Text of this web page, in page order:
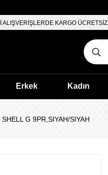
ALIŞVERİŞLERDE KARGO ÜCRETSİZ
Erkek Kadın
SHELL G 9PR,SIYAH/SIYAH